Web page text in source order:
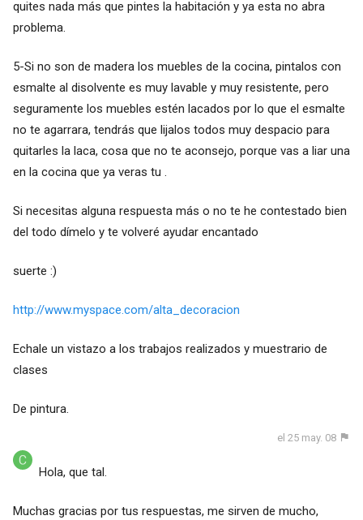
quites nada más que pintes la habitación y ya esta no abra
problema.
5-Si no son de madera los muebles de la cocina, pintalos con
esmalte al disolvente es muy lavable y muy resistente, pero
seguramente los muebles estén lacados por lo que el esmalte
no te agarrara, tendrás que lijalos todos muy despacio para
quitarles la laca, cosa que no te aconsejo, porque vas a liar una
en la cocina que ya veras tu .
Si necesitas alguna respuesta más o no te he contestado bien
del todo dímelo y te volveré ayudar encantado
suerte :)
http://www.myspace.com/alta_decoracion
Echale un vistazo a los trabajos realizados y muestrario de
clases
De pintura.
el 25 may. 08
Hola, que tal.
Muchas gracias por tus respuestas, me sirven de mucho,